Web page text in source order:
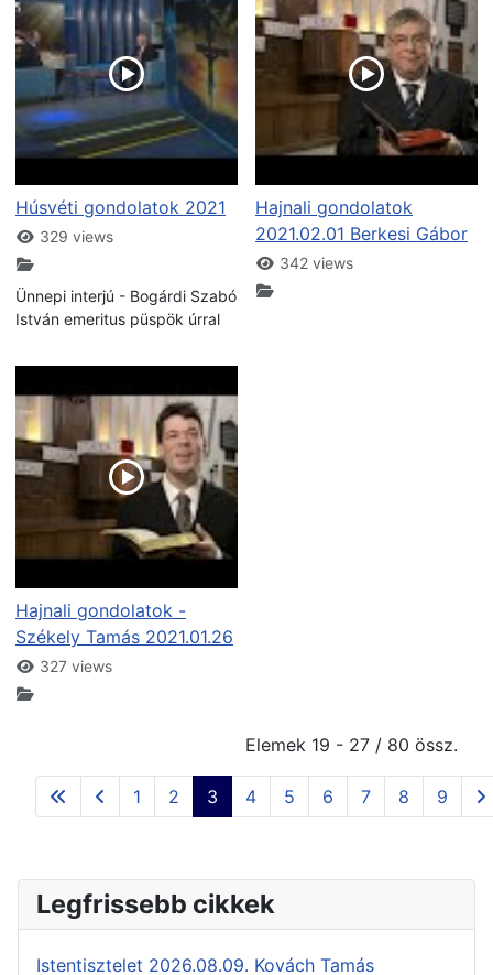
Húsvéti gondolatok 2021
329 views
Ünnepi interjú - Bogárdi Szabó
István emeritus püspök úrral
Hajnali gondolatok
2021.02.01 Berkesi Gábor
342 views
Hajnali gondolatok -
Székely Tamás 2021.01.26
327 views
Elemek 19 - 27 / 80 össz.
1 2 3 4 5 6 7 8 9
Legfrissebb cikkek
Istentisztelet 2026.08.09. Kovách Tamás